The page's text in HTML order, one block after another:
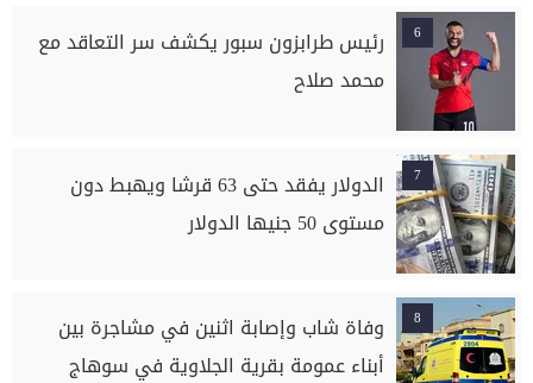
6
رئيس طرابزون سبور يكشف سر التعاقد مع
محمد صلاح
7
الدولار يفقد حتى 63 قرشا ويهبط دون
مستوى 50 جنيها الدولار
8
وفاة شاب وإصابة اثنين في مشاجرة بين
أبناء عمومة بقرية الجلاوية في سوهاج